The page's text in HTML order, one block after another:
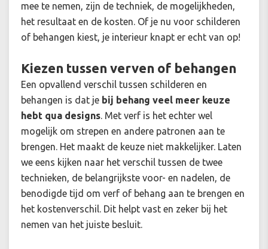
mee te nemen, zijn de techniek, de mogelijkheden,
het resultaat en de kosten. Of je nu voor schilderen
of behangen kiest, je interieur knapt er echt van op!
Kiezen tussen verven of behangen
Een opvallend verschil tussen schilderen en
behangen is dat je bij behang veel meer keuze
hebt qua designs. Met verf is het echter wel
mogelijk om strepen en andere patronen aan te
brengen. Het maakt de keuze niet makkelijker. Laten
we eens kijken naar het verschil tussen de twee
technieken, de belangrijkste voor- en nadelen, de
benodigde tijd om verf of behang aan te brengen en
het kostenverschil. Dit helpt vast en zeker bij het
nemen van het juiste besluit.